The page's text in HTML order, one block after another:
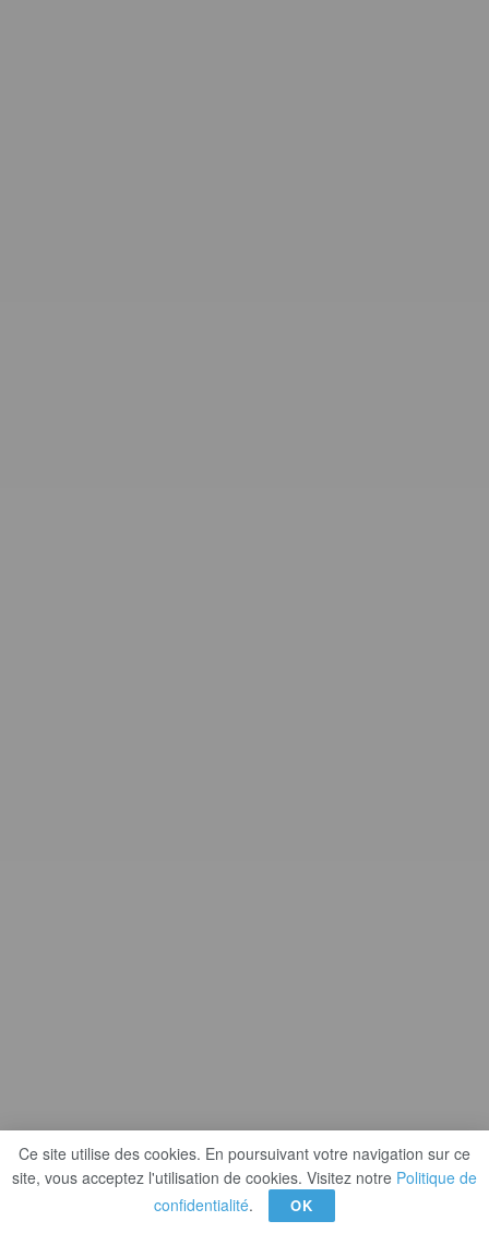
Ce site utilise des cookies. En poursuivant votre navigation sur ce
site, vous acceptez l'utilisation de cookies. Visitez notre Politique de
confidentialité. OK